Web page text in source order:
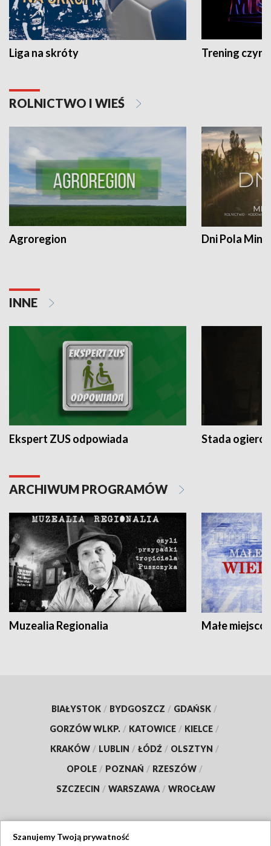
Liga na skróty Trening czyni
ROLNICTWO I WIEŚ
Agroregion Dni Pola
INNE
Ekspert ZUS odpowiada Stada
ARCHIWUM PROGRAMÓW
Muzealia Regionalia Małe
BIAŁYSTOK / BYDGOSZCZ / GDAŃSK /
GORZÓW WLKP. / KATOWICE / KIELCE /
KRAKÓW / LUBLIN / ŁÓDŹ / OLSZTYN /
OPOLE / POZNAŃ / RZESZÓW /
SZCZECIN / WARSZAWA / WROCŁAW
Szanujemy Twoją prywatność